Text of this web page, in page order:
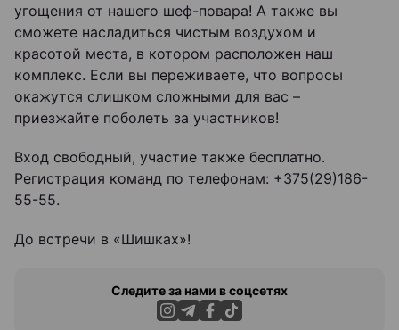
угощения от нашего шеф-повара! А также вы
сможете насладиться чистым воздухом и
красотой места, в котором расположен наш
комплекс. Если вы переживаете, что вопросы
окажутся слишком сложными для вас –
приезжайте поболеть за участников!
Вход свободный, участие также бесплатно.
Регистрация команд по телефонам: +375(29)186-
55-55.
До встречи в «Шишках»!
Следите за нами в соцсетях